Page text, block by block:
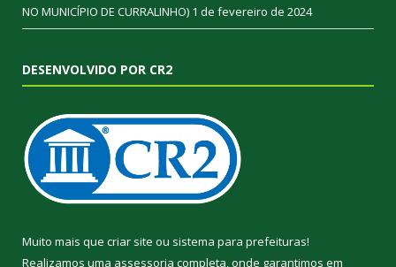
NO MUNICÍPIO DE CURRALINHO) 1 de fevereiro de 2024
DESENVOLVIDO POR CR2
Muito mais que criar site ou sistema para prefeituras!
Realizamos uma assessoria completa, onde garantimos em